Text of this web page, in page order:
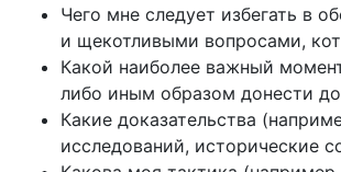
Чего мне следует избегать в
и щекотливыми вопросами,
Какой наиболее важный
либо иным образом донести
Какие доказательства
исследований, исторические